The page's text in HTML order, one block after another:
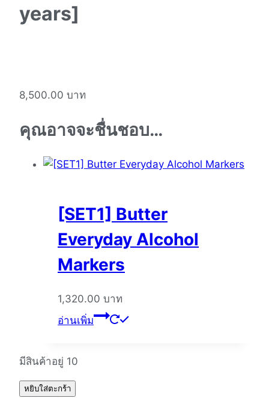
years]
8,500.00 บาท
คุณอาจจะชื่นชอบ…
[SET1] Butter
Everyday Alcohol
Markers
1,320.00 บาท
อ่านเพิ่ม
มีสินค้าอยู่ 10
จำนวน
หยิบใส่ตะกร้า